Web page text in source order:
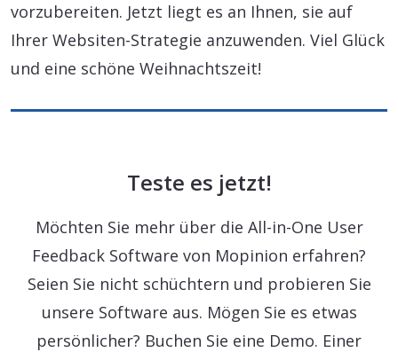
vorzubereiten. Jetzt liegt es an Ihnen, sie auf
Ihrer Websiten-Strategie anzuwenden. Viel Glück
und eine schöne Weihnachtszeit!
Teste es jetzt!
Möchten Sie mehr über die All-in-One User
Feedback Software von Mopinion erfahren?
Seien Sie nicht schüchtern und probieren Sie
unsere Software aus. Mögen Sie es etwas
persönlicher? Buchen Sie eine Demo. Einer